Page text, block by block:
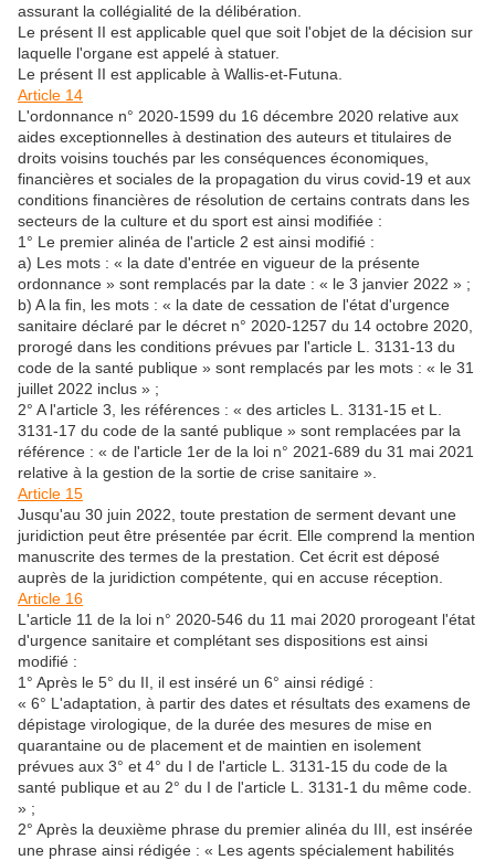
assurant la collégialité de la délibération.
Le présent II est applicable quel que soit l'objet de la décision sur
laquelle l'organe est appelé à statuer.
Le présent II est applicable à Wallis-et-Futuna.
Article 14
L'ordonnance n° 2020-1599 du 16 décembre 2020 relative aux
aides exceptionnelles à destination des auteurs et titulaires de
droits voisins touchés par les conséquences économiques,
financières et sociales de la propagation du virus covid-19 et aux
conditions financières de résolution de certains contrats dans les
secteurs de la culture et du sport est ainsi modifiée :
1° Le premier alinéa de l'article 2 est ainsi modifié :
a) Les mots : « la date d'entrée en vigueur de la présente
ordonnance » sont remplacés par la date : « le 3 janvier 2022 » ;
b) A la fin, les mots : « la date de cessation de l'état d'urgence
sanitaire déclaré par le décret n° 2020-1257 du 14 octobre 2020,
prorogé dans les conditions prévues par l'article L. 3131-13 du
code de la santé publique » sont remplacés par les mots : « le 31
juillet 2022 inclus » ;
2° A l'article 3, les références : « des articles L. 3131-15 et L.
3131-17 du code de la santé publique » sont remplacées par la
référence : « de l'article 1er de la loi n° 2021-689 du 31 mai 2021
relative à la gestion de la sortie de crise sanitaire ».
Article 15
Jusqu'au 30 juin 2022, toute prestation de serment devant une
juridiction peut être présentée par écrit. Elle comprend la mention
manuscrite des termes de la prestation. Cet écrit est déposé
auprès de la juridiction compétente, qui en accuse réception.
Article 16
L'article 11 de la loi n° 2020-546 du 11 mai 2020 prorogeant l'état
d'urgence sanitaire et complétant ses dispositions est ainsi
modifié :
1° Après le 5° du II, il est inséré un 6° ainsi rédigé :
« 6° L'adaptation, à partir des dates et résultats des examens de
dépistage virologique, de la durée des mesures de mise en
quarantaine ou de placement et de maintien en isolement
prévues aux 3° et 4° du I de l'article L. 3131-15 du code de la
santé publique et au 2° du I de l'article L. 3131-1 du même code.
» ;
2° Après la deuxième phrase du premier alinéa du III, est insérée
une phrase ainsi rédigée : « Les agents spécialement habilités